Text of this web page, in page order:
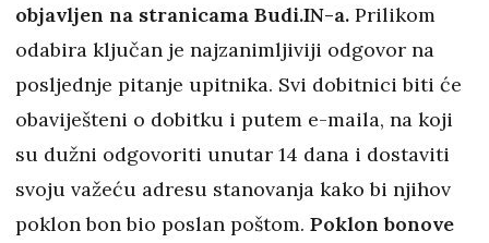
objavljen na stranicama Budi.IN-a. Prilikom
odabira ključan je najzanimljiviji odgovor na
posljednje pitanje upitnika. Svi dobitnici biti će
obaviješteni o dobitku i putem e-maila, na koji
su dužni odgovoriti unutar 14 dana i dostaviti
svoju važeću adresu stanovanja kako bi njihov
poklon bon bio poslan poštom. Poklon bonove